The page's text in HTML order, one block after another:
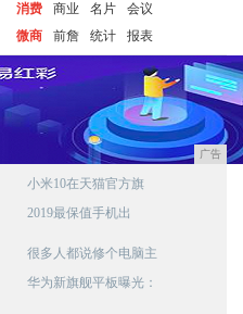
消费 商业 名片
会议
微商
前詹 统计 报表
广告
小米10在天猫官方旗
2019最保值手机出
很多人都说修个电脑主
华为新旗舰平板曝光：